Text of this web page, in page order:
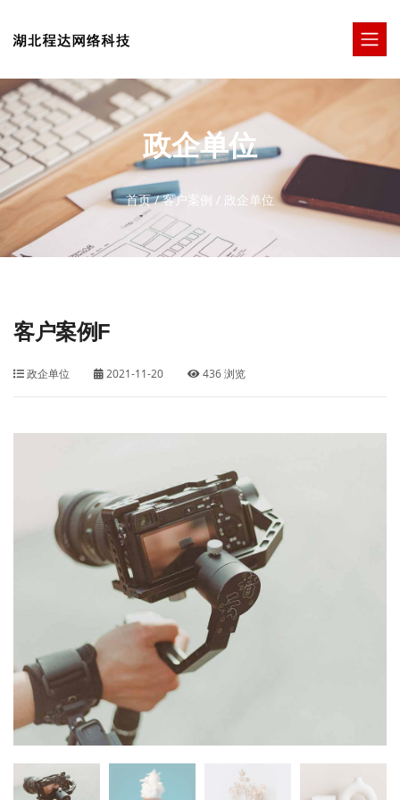
政企单位
首页/客户案例 / 政企单位
客户案例F
政企单位 2021-11-20 436 浏览